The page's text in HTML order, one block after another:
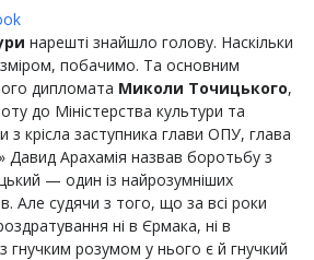
нарешті знайшло голову. Наскільки
побачимо. Та основним
дипломата Миколи Точицького,
до Міністерства культури та
з крісла заступника глави ОПУ, глава
Давид Арахамія назвав боротьбу з
— один із найрозумніших
Але судячи з того, що за всі роки
ні в Єрмака, ні в
гнучким розумом у нього є й гнучкий